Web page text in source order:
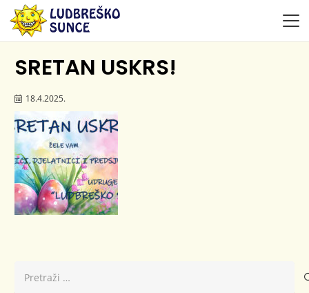
SRETAN USKRS!
18.4.2025.